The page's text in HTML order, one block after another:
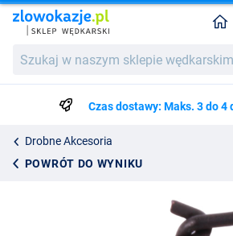
w
wędkarskim...Czas dostawy: Maks. 3 do 4
Drobne Akcesoria
POWRÓT DO WYNIKU
22.25
12.50